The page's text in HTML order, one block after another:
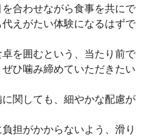
を合わせながら食事を共にで
えがたい体験になるはずで
を囲むという、当たり前で
ひ噛み締めていただきたい
関しても、細やかな配慮が
担がかからないよう、滑り